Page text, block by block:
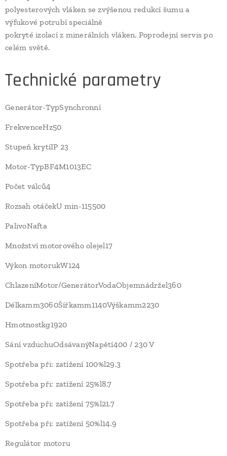
polyesterových vláken se zvýšenou redukcí šumu a
výfukové potrubí speciálně
pokryté izolací z minerálních vláken. Poprodejní servis po
celém světě.
Technické parametry
Generátor-TypSynchronní
FrekvenceHz50
Stupeň krytíIP 23
Motor-TypBF4M1013EC
Počet válců4
Rozsah otáčekU min-115500
PalivoNafta
Množství motorového olejel17
Výkon motorukW124
ChlazeníMotor/GenerátorVodaObjemnádržel360
Délkamm3060Šířkamm1140Výškamm2230
Hmotnostkg1920
Sání vzduchuOdsávanýNapětí400 / 230 V
Spotřeba při: zatížení 100%l29.3
Spotřeba při: zatížení 25%l8.7
Spotřeba při: zatížení 75%l21.7
Spotřeba při: zatížení 50%l14.9
Regulátor motoru